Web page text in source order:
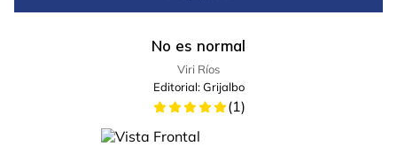
No es normal
Viri Ríos
Editorial: Grijalbo
(1)